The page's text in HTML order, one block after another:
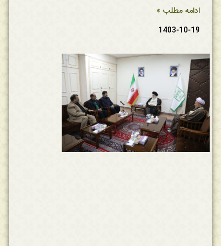
ادامه مطلب »
1403-10-19